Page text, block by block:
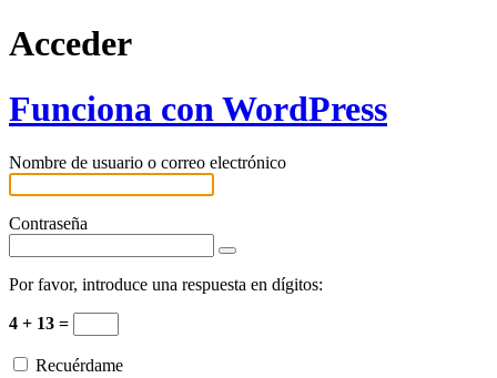
Acceder
Funciona con WordPress
Nombre de usuario o correo electrónico
Contraseña
Por favor, introduce una respuesta en dígitos:
4 + 13 =
Recuérdame